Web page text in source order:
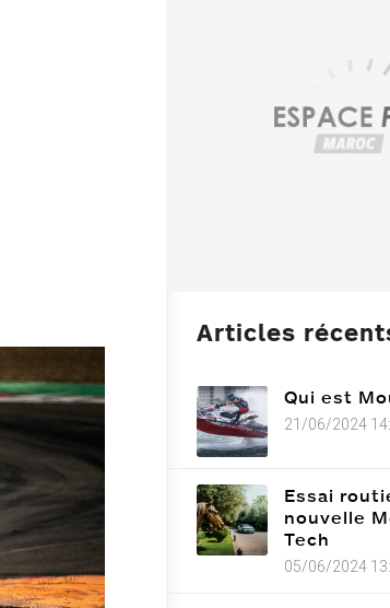
Articles
Qui est
21/06/2024
Essai
nouvelle
Tech
05/06/2024